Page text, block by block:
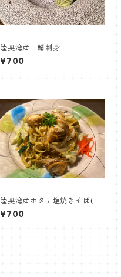
陸奥湾産 鯖刺身
¥700
陸奥湾産ホタテ塩焼きそば(わ
いほのタレ使用)
¥700